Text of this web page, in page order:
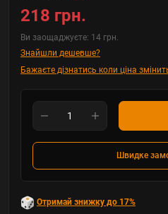
218 грн.
Ви заощаджуєте: 14 грн.
Знайшли дешевше?
Бажаєте дізнатись коли ціна
Швидке
Отримай знижку до 17%